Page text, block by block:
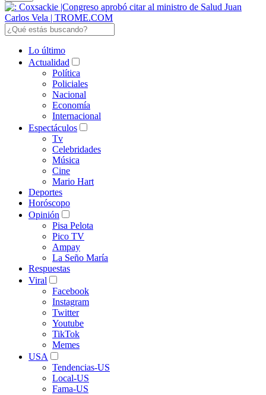
Lo último
Actualidad
Política
Policiales
Nacional
Economía
Internacional
Espectáculos
Tv
Celebridades
Música
Cine
Mario Hart
Deportes
Horóscopo
Opinión
Pisa Pelota
Pico TV
Ampay
La Seño María
Respuestas
Viral
Facebook
Instagram
Twitter
Youtube
TikTok
Memes
USA
Tendencias-US
Local-US
Fama-US